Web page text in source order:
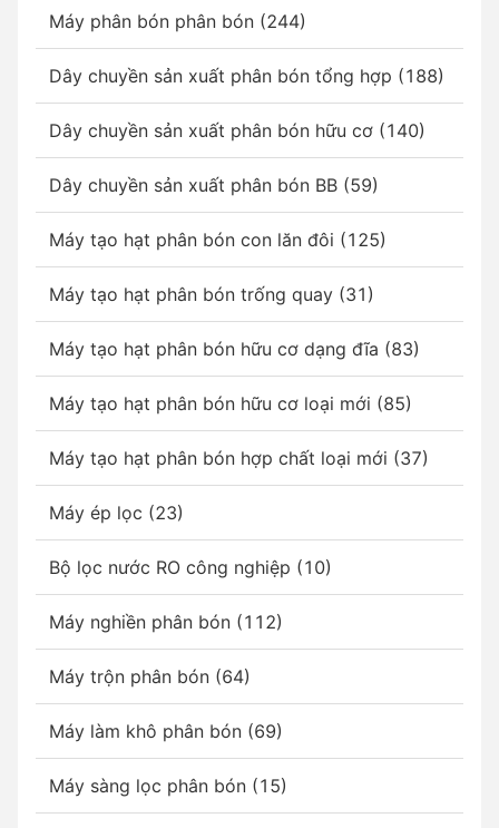
Máy phân bón phân bón (244)
Dây chuyền sản xuất phân bón tổng hợp (188)
Dây chuyền sản xuất phân bón hữu cơ (140)
Dây chuyền sản xuất phân bón BB (59)
Máy tạo hạt phân bón con lăn đôi (125)
Máy tạo hạt phân bón trống quay (31)
Máy tạo hạt phân bón hữu cơ dạng đĩa (83)
Máy tạo hạt phân bón hữu cơ loại mới (85)
Máy tạo hạt phân bón hợp chất loại mới (37)
Máy ép lọc (23)
Bộ lọc nước RO công nghiệp (10)
Máy nghiền phân bón (112)
Máy trộn phân bón (64)
Máy làm khô phân bón (69)
Máy sàng lọc phân bón (15)